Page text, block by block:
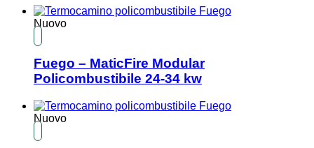
Nuovo
Fuego – MaticFire Modular
Policombustibile 24-34 kw
Nuovo